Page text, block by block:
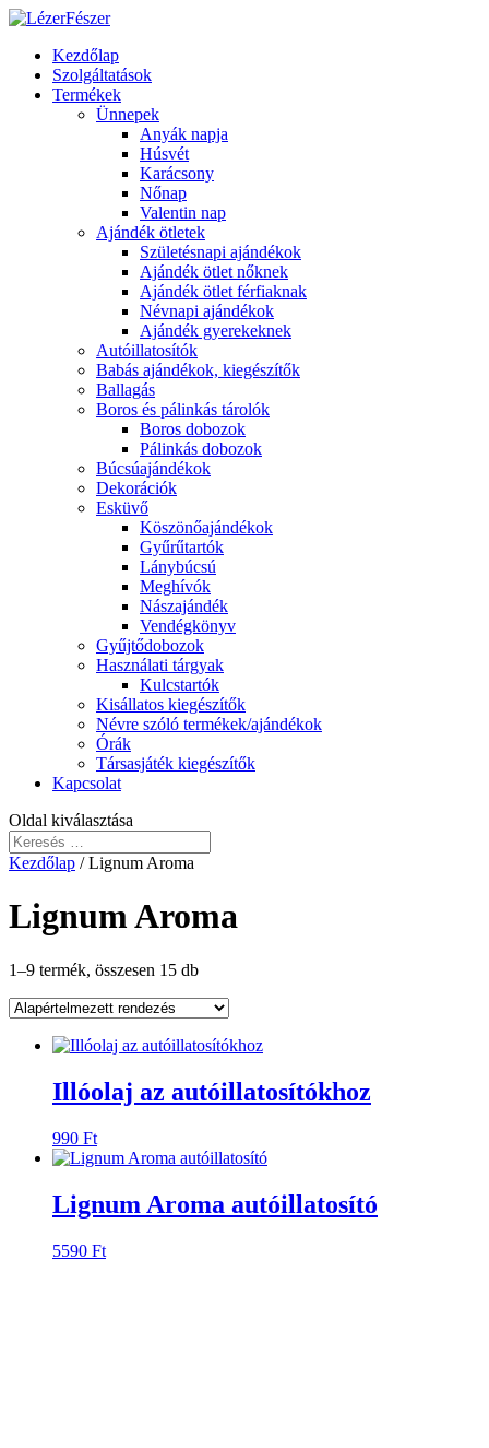
Kezdőlap
Szolgáltatások
Termékek
Ünnepek
Anyák napja
Húsvét
Karácsony
Nőnap
Valentin nap
Ajándék ötletek
Születésnapi ajándékok
Ajándék ötlet nőknek
Ajándék ötlet férfiaknak
Névnapi ajándékok
Ajándék gyerekeknek
Autóillatosítók
Babás ajándékok, kiegészítők
Ballagás
Boros és pálinkás tárolók
Boros dobozok
Pálinkás dobozok
Búcsúajándékok
Dekorációk
Esküvő
Köszönőajándékok
Gyűrűtartók
Lánybúcsú
Meghívók
Nászajándék
Vendégkönyv
Gyűjtődobozok
Használati tárgyak
Kulcstartók
Kisállatos kiegészítők
Névre szóló termékek/ajándékok
Órák
Társasjáték kiegészítők
Kapcsolat
Oldal kiválasztása
Kezdőlap / Lignum Aroma
Lignum Aroma
1–9 termék, összesen 15 db
Illóolaj az autóillatosítókhoz
990 Ft
Lignum Aroma autóillatosító
5590 Ft